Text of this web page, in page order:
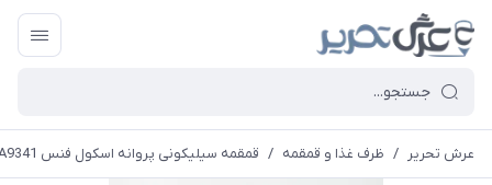
عرش تحریر / ظرف غذا و قمقمه / قمقمه سیلیکونی پروانه اسکول فنس FA9341